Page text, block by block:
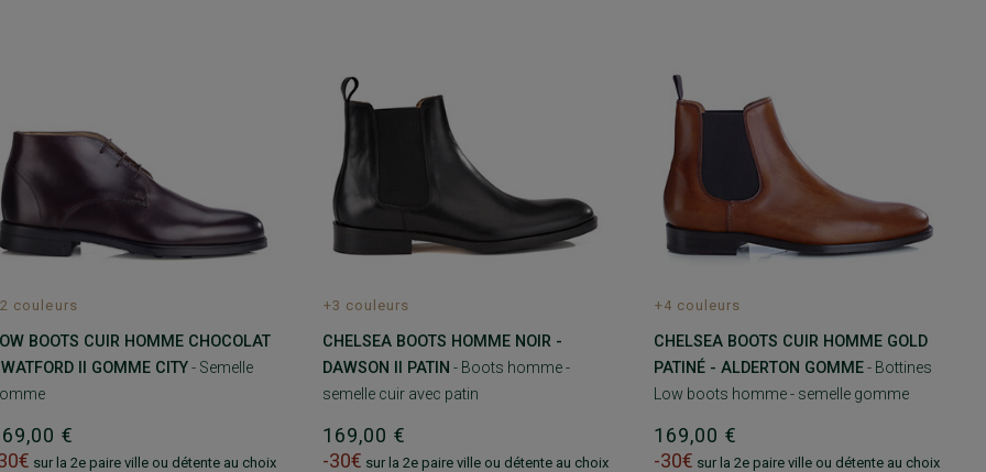
couleurs
BOOTS CUIR HOMME CHOCOLAT
II GOMME CITY- Semelle
€
sur la 2e paire ville ou détente au choix
+3 couleurs
CHELSEA BOOTS HOMME NOIR -
DAWSON II PATIN - Boots homme -
semelle cuir avec patin
169,00 €
-30€ sur la 2e paire ville ou détente au choix
+4 couleurs
CHELSEA BOOTS CUIR HOMME GOLD
PATINÉ - ALDERTON GOMME- Bottines
Low boots homme - semelle gomme
169,00 €
-30€ sur la 2e paire ville ou détente au choix